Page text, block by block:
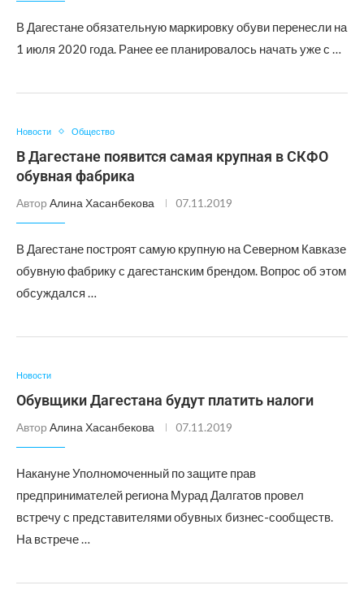
В Дагестане обязательную маркировку обуви перенесли на
1 июля 2020 года. Ранее ее планировалось начать уже с …
Новости Общество
В Дагестане появится самая крупная в СКФО
обувная фабрика
Автор Алина Хасанбекова 07.11.2019
В Дагестане построят самую крупную на Северном Кавказе
обувную фабрику с дагестанским брендом. Вопрос об этом
обсуждался …
Новости
Обувщики Дагестана будут платить налоги
Автор Алина Хасанбекова 07.11.2019
Накануне Уполномоченный по защите прав
предпринимателей региона Мурад Далгатов провел
встречу с представителями обувных бизнес-сообществ.
На встрече …